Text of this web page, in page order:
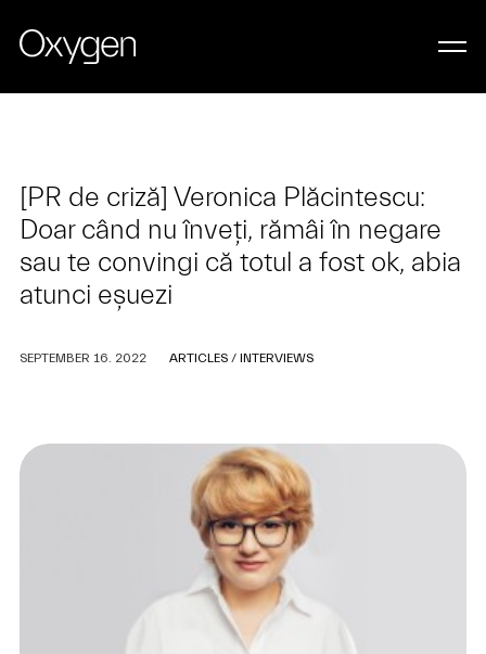
[PR de criză] Veronica Plăcintescu:
Doar când nu înveți, rămâi în negare
sau te convingi că totul a fost ok, abia
atunci eșuezi
SEPTEMBER 16. 2022 ARTICLES / INTERVIEWS